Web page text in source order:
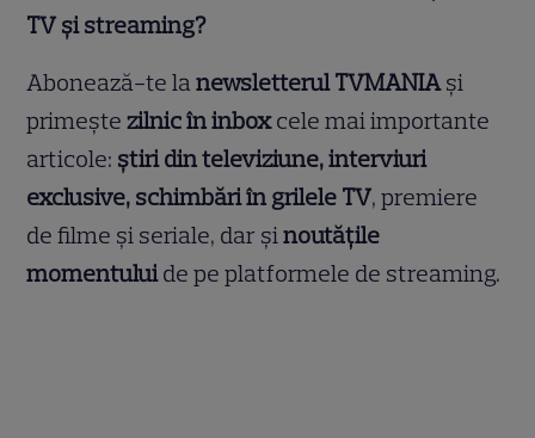
TV și streaming?
Abonează-te lanewsletterul TVMANIAși
primește zilnic în inboxcele mai importante
articole: știri din televiziune, interviuri
exclusive, schimbări în grilele TV, premiere
de filme și seriale, dar șinoutățile
momentuluide pe platformele de streaming.